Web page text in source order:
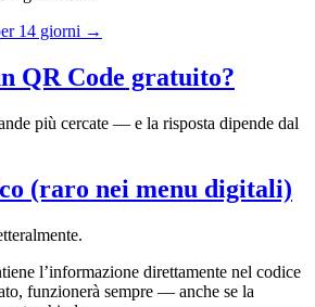
14 giorni →
QR Code gratuito?
più cercate — e la risposta dipende dal
(raro nei menu digitali)
l’informazione direttamente nel codice
funzionerà sempre — anche se la